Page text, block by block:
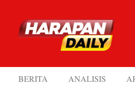
BERITA ANALISIS